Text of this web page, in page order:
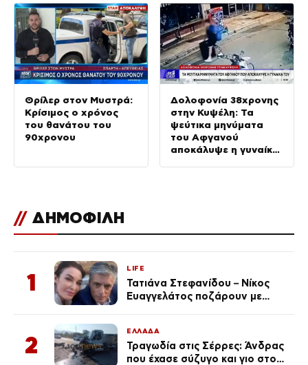
Θρίλερ στον Μυστρά:
Κρίσιμος ο χρόνος
του θανάτου του
90χρονου
Δολοφονία 38χρονης
στην Κυψέλη: Τα
ψεύτικα μηνύματα
του Αφγανού
αποκάλυψε η γυναίκα
// ΔΗΜΟΦΙΛΗ
1
LIFE
Τατιάνα Στεφανίδου – Νίκος
Ευαγγελάτος ποζάρουν με
2
ΕΛΛΑΔΑ
Τραγωδία στις Σέρρες: Άνδρας
που έχασε σύζυγο και γιο στο